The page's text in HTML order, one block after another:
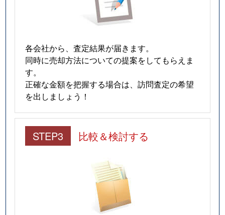
各会社から、査定結果が届きます。
同時に売却方法についての提案をしてもらえま
す。
正確な金額を把握する場合は、訪問査定の希望
を出しましょう！
STEP3 比較＆検討する